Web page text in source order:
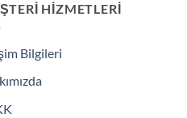
HIZMETLERI
Bilgileri